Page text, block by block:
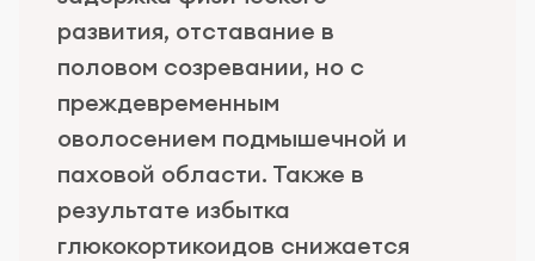
развития, отставание в
половом созревании, но с
преждевременным
оволосением подмышечной и
паховой области. Также в
результате избытка
глюкокортикоидов снижается